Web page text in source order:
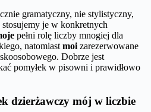
gramatyczny, nie stylistyczny,
je w konkretnych
pełni rolę liczby mnogiej dla
natomiastmoizarezerwowane
Dobrze jest
pomyłek w pisowni i prawidłowo
dzierżawczy mój w liczbie